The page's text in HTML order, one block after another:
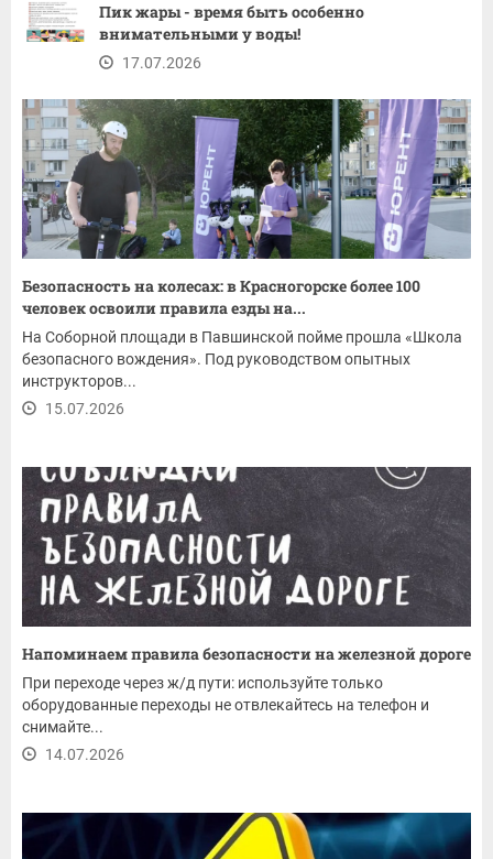
Пик жары - время быть особенно
внимательными у воды!
17.07.2026
Безопасность на колесах: в Красногорске более 100
человек освоили правила езды на...
На Соборной площади в Павшинской пойме прошла «Школа
безопасного вождения». Под руководством опытных
инструкторов...
15.07.2026
Напоминаем правила безопасности на железной дороге
При переходе через ж/д пути: используйте только
оборудованные переходы не отвлекайтесь на телефон и
снимайте...
14.07.2026